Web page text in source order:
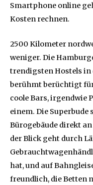
Smartphone online
Kosten rechnen.
2500 Kilometer
weniger. Die
trendigsten Hostels in
berühmt berüchtigt für
coole Bars, irgendwie
einem. Die
Bürogebäude direkt
der Blick geht durch
hat, und auf
freundlich, die Betten